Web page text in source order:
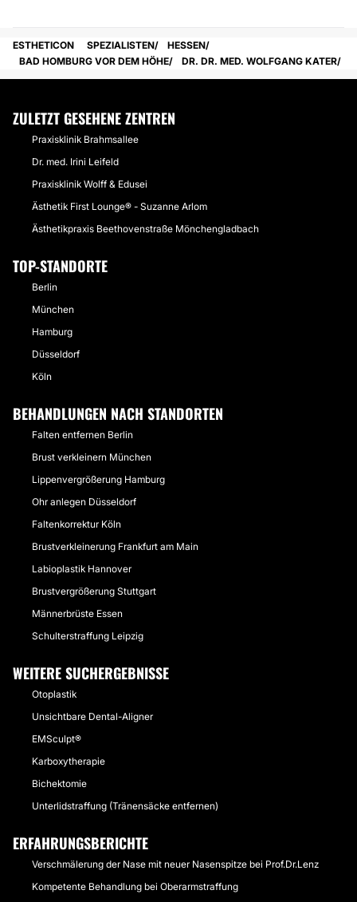
ESTHETICON SPEZIALISTEN
HESSEN
BAD HOMBURG VOR DEM HÖHE
DR. DR. MED. WOLFGANG KATER
ZULETZT GESEHENE ZENTREN
Praxisklinik Brahmsallee
Dr. med. Irini Leifeld
Praxisklinik Wolff & Edusei
Ästhetik First Lounge® - Suzanne Arlom
Ästhetikpraxis Beethovenstraße Mönchengladbach
TOP-STANDORTE
Berlin
München
Hamburg
Düsseldorf
Köln
BEHANDLUNGEN NACH STANDORTEN
Falten entfernen Berlin
Brust verkleinern München
Lippenvergrößerung Hamburg
Ohr anlegen Düsseldorf
Faltenkorrektur Köln
Brustverkleinerung Frankfurt am Main
Labioplastik Hannover
Brustvergrößerung Stuttgart
Männerbrüste Essen
Schulterstraffung Leipzig
WEITERE SUCHERGEBNISSE
Otoplastik
Unsichtbare Dental-Aligner
EMSculpt®
Karboxytherapie
Bichektomie
Unterlidstraffung (Tränensäcke entfernen)
ERFAHRUNGSBERICHTE
Verschmälerung der Nase mit neuer Nasenspitze bei Prof.Dr.Lenz
Kompetente Behandlung bei Oberarmstraffung